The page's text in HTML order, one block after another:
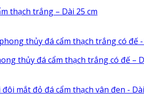
thạch trắng – Dài 25 cm
thủy đá cẩm thạch trắng có đế –